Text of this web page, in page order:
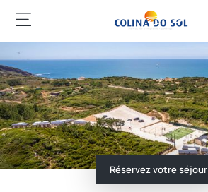
Réservez votre séjour